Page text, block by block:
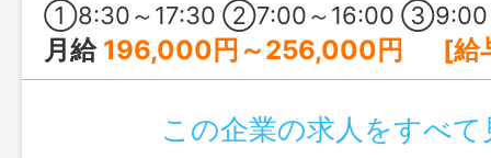
①8:30～17:30 ②7:00～16:00 ③9:00～18:30の間の8時間程度 ④17:00～翌9:00 ※日勤は①を基本に早出・遅出シフトあり ※④の夜勤は、月4～5回程度 ※1ヶ⽉単位の変形労働時間制 ※所定の労働日・休日・始業終業時
月給 196,000円～256,000円 [給与の内訳] 基本給：190,000円～250,000円 ベースアップ手当：6,000円
この企業の求人をすべて